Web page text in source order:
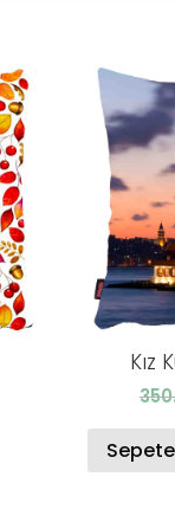
Kız